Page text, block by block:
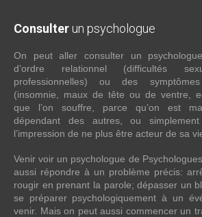
Consulter un psychologue
On peut aller consulter un
d’ordre relationnel (difficultés
professionnelles) ou des
(insomnie, maux de tête ou de ventre,
que l’on souffre, parce qu’on est
dépendant des autres, ou
l’impression de ne plus être acteur de sa
Venir voir un psychologue de
aussi répondre à un problème précis:
rougir en prenant la parole; dépasser un
se préparer psychologiquement à un
venir. Mais on peut aussi commencer un